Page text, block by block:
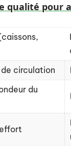
qualité pour
circulation
du